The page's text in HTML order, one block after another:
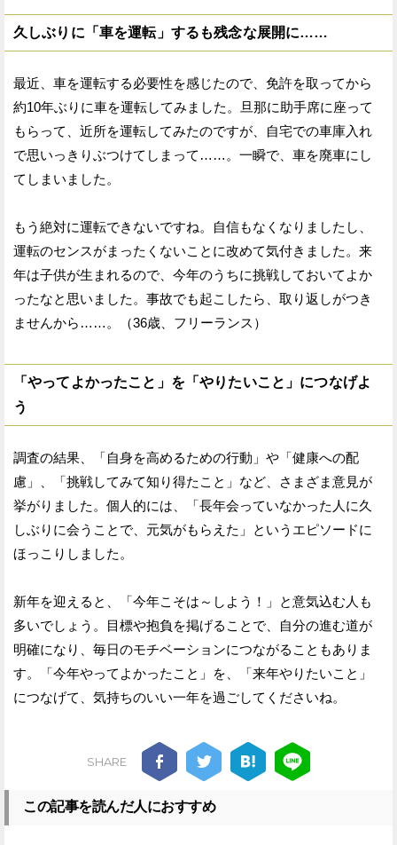
久しぶりに「車を運転」するも残念な展開に……
最近、車を運転する必要性を感じたので、免許を取ってから
約10年ぶりに車を運転してみました。旦那に助手席に座って
もらって、近所を運転してみたのですが、自宅での車庫入れ
で思いっきりぶつけてしまって……。一瞬で、車を廃車にし
てしまいました。
もう絶対に運転できないですね。自信もなくなりましたし、
運転のセンスがまったくないことに改めて気付きました。来
年は子供が生まれるので、今年のうちに挑戦しておいてよか
ったなと思いました。事故でも起こしたら、取り返しがつき
ませんから……。（36歳、フリーランス）
「やってよかったこと」を「やりたいこと」につなげよ
う
調査の結果、「自身を高めるための行動」や「健康への配
慮」、「挑戦してみて知り得たこと」など、さまざま意見が
挙がりました。個人的には、「長年会っていなかった人に久
しぶりに会うことで、元気がもらえた」というエピソードに
ほっこりしました。
新年を迎えると、「今年こそは～しよう！」と意気込む人も
多いでしょう。目標や抱負を掲げることで、自分の進む道が
明確になり、毎日のモチベーションにつながることもありま
す。「今年やってよかったこと」を、「来年やりたいこと」
につなげて、気持ちのいい一年を過ごしてくださいね。
SHARE
この記事を読んだ人におすすめ